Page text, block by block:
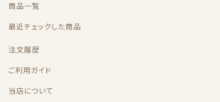
商品一覧
最近チェックした商品
注文履歴
ご利用ガイド
当店について